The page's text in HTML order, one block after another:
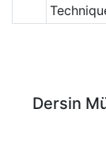
Dersin